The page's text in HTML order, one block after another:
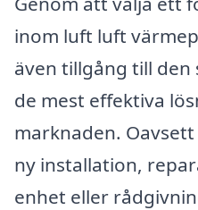
inom luft luft
även tillgång till den
de mest effektiva
marknaden.
ny installation,
enhet eller